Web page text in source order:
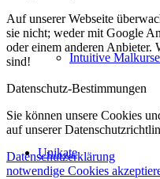
Intuitive
Unikate
Auf unserer Webseite
sie nicht; weder mit Google
oder einem anderen Anbieter.
sind!
Datenschutz-Bestimmungen
Sie können unsere Cookies
auf unserer
Datenschutzerklärung
notwendige Cookies